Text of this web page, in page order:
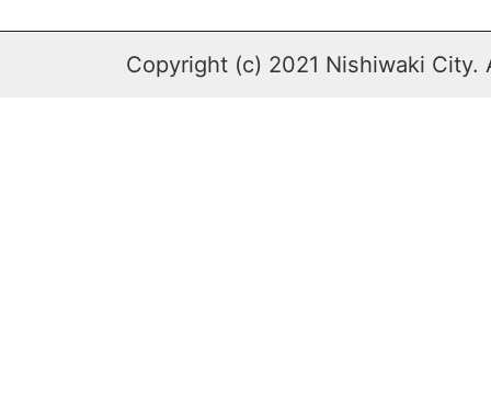
Copyright (c) 2021 Nishiwaki City.